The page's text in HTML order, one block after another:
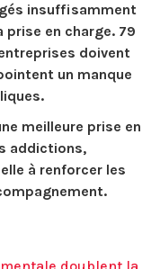
insuffisamment
prise en charge. 79
doivent
un manque
meilleure prise en
addictions,
à renforcer les